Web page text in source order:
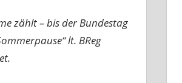
zählt – bis der Bundestag
lt. BReg